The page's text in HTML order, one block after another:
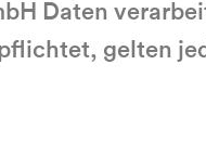
Daten
gelten